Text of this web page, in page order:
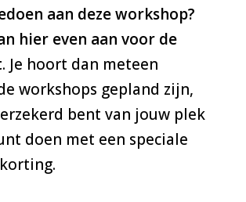
aan deze workshop?
hier even aan voor de
. Je hoort dan meteen
workshops gepland zijn,
bent van jouw plek
doen met een speciale